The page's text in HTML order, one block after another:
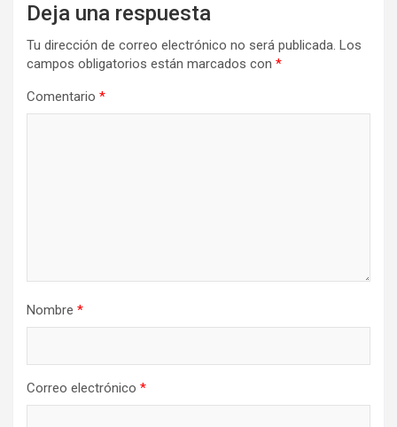
Deja una respuesta
Tu dirección de correo electrónico no será publicada. Los
campos obligatorios están marcados con *
Comentario *
Nombre *
Correo electrónico *